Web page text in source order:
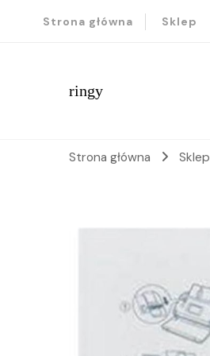
Strona główna Sklep
ringy
Strona główna Sklep